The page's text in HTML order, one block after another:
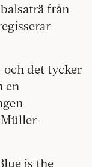
från
och det tycker
en
Müller-
is the